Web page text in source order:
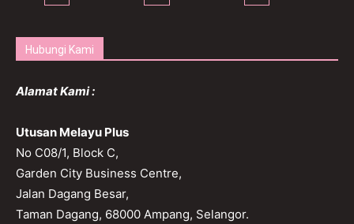
Hubungi Kami
Alamat Kami :
Utusan Melayu Plus
No C08/1, Block C,
Garden City Business Centre,
Jalan Dagang Besar,
Taman Dagang, 68000 Ampang, Selangor.